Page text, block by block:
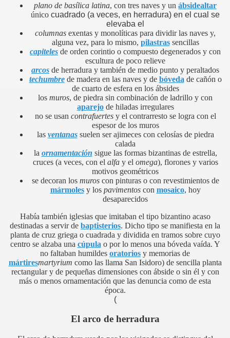
plano de basílica latina, con tres naves y un ábsidealtar
único cuadrado (a veces, en herradura) en el cual se
elevaba el
columnas exentas y monolíticas para dividir las naves y,
alguna vez, para lo mismo, pilastrassencillas
capiteles de orden corintio o compuesto degenerados y con
escultura de poco relieve
arcos de herradura y también de medio punto y peraltados
techumbrede madera en las naves y de bóveda de cañón o
de cuarto de esfera en los ábsides
los muros, de piedra sin combinación de ladrillo y con
aparejode hiladas irregulares
no se usan contrafuertesy el contrarresto se logra con el
espesor de los muros
las ventanassuelen ser ajimeces con celosías de piedra
calada
la ornamentación sigue las formas bizantinas de estrella,
cruces (a veces, con el alfay el omega), florones y varios
motivos geométricos
se decoran los muroscon pinturas o con revestimientos de
mármolesy los pavimentoscon mosaico, hoy
desaparecidos
Había también iglesias que imitaban el tipo bizantino acaso
destinadas a servir de baptisterios. Dicho tipo se manifiesta en la
planta de cruz griega o cuadrada y dividida en tramos sobre cuyo
centro se alzaba una cúpula o por lo menos una bóveda vaída. Y
no faltaban humildes oratorios y memorias de
mártiresmartyrium como las llama San Isidoro) de sencilla planta
rectangular y de pequeñas dimensiones con ábside o sin él y con
más o menos ornamentación que las denuncia como de esta
época.
(
El arco de herradura